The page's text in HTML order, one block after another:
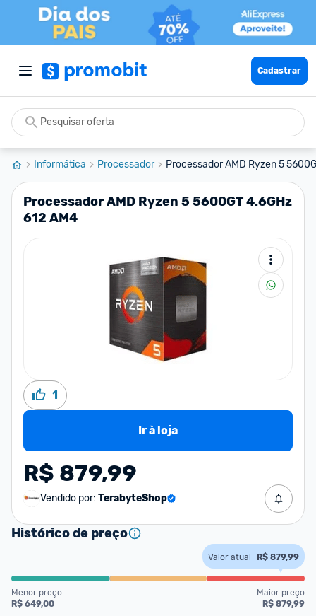
Cadastrar
Informática Processador Processador AMD Ryzen 5
Processador AMD Ryzen 5 5600GT 4.6GHz
612 AM4
1
Ir à loja
R$ 879,99
Vendido por: TerabyteShop
Histórico de preço
Valor atual R$ 879,99
Menor preço
R$ 649,00
Maior preço
R$ 879,99